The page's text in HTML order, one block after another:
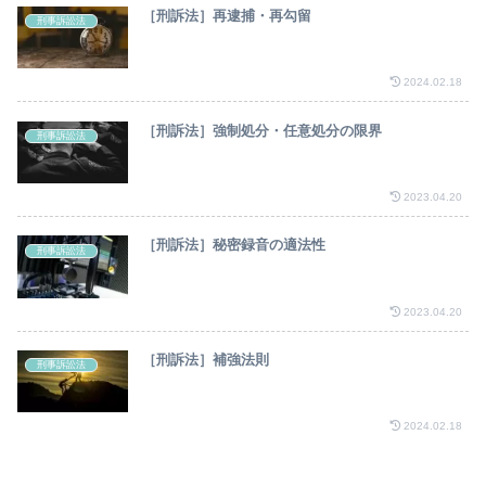
刑事訴訟法 ［刑訴法］再逮捕・再勾留
2024.02.18
刑事訴訟法 ［刑訴法］強制処分・任意処分の限界
2023.04.20
刑事訴訟法 ［刑訴法］秘密録音の適法性
2023.04.20
刑事訴訟法 ［刑訴法］補強法則
2024.02.18